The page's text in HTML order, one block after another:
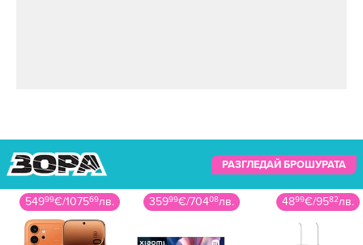
РАЗГЛЕДАЙ БРОШУРАТА
35999€/70408лв. 4899€/9582лв. 38999€/76276лв.